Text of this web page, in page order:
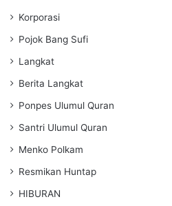
Korporasi
Pojok Bang Sufi
Langkat
Berita Langkat
Ponpes Ulumul Quran
Santri Ulumul Quran
Menko Polkam
Resmikan Huntap
HIBURAN